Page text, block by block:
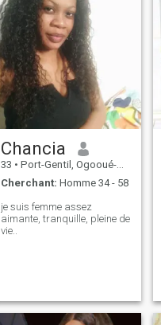
Chancia
33 • Port-Gentil, Ogooué-Maritime, Gabon
Cherchant: Homme 34 - 58
je suis femme assez
aimante, tranquille, pleine de
vie..